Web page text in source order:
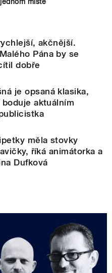
akčnější.
Pána by se
dobře
je opsaná klasika,
aktuálním
měla stovky
říká animátorka a
Dufková